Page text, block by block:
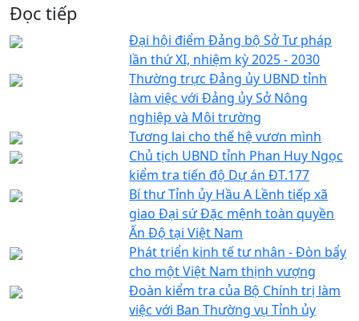
Đọc tiếp
Đại hội điểm Đảng bộ Sở Tư pháp
lần thứ XI, nhiệm kỳ 2025 - 2030
Thường trực Đảng ủy UBND tỉnh
làm việc với Đảng ủy Sở Nông
nghiệp và Môi trường
Tương lai cho thế hệ vươn mình
Chủ tịch UBND tỉnh Phan Huy Ngọc
kiểm tra tiến độ Dự án ĐT.177
Bí thư Tỉnh ủy Hầu A Lềnh tiếp xã
giao Đại sứ Đặc mệnh toàn quyền
Ấn Độ tại Việt Nam
Phát triển kinh tế tư nhân - Đòn bẩy
cho một Việt Nam thịnh vượng
Đoàn kiểm tra của Bộ Chính trị làm
việc với Ban Thường vụ Tỉnh ủy